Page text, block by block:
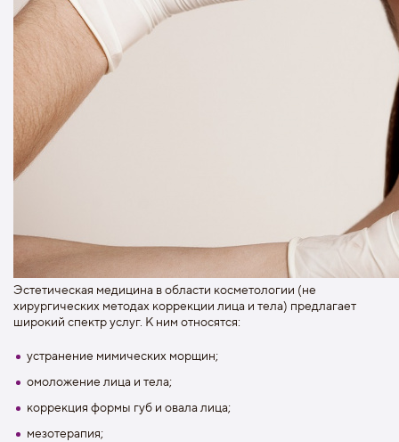
Эстетическая медицина в области косметологии (не
хирургических методах коррекции лица и тела) предлагает
широкий спектр услуг. К ним относятся:
устранение мимических морщин;
омоложение лица и тела;
коррекция формы губ и овала лица;
мезотерапия;